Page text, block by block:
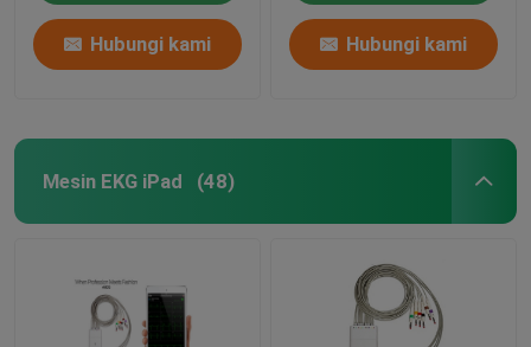
Hubungi kami Hubungi kami
Mesin EKG iPad (48)